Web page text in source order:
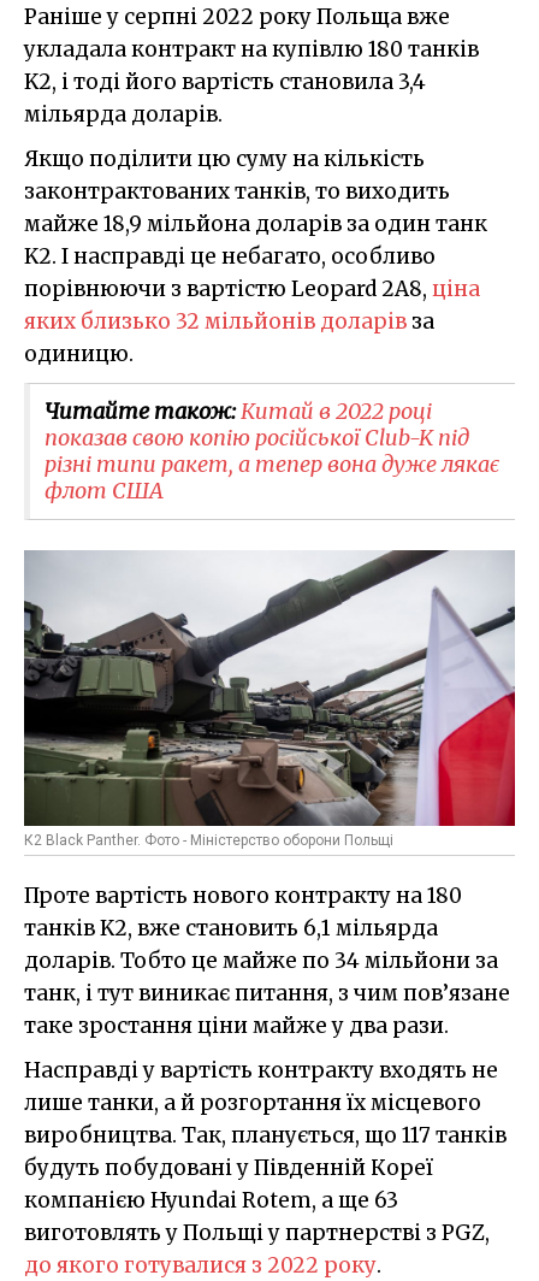
Раніше у серпні 2022 року Польща вже
укладала контракт на купівлю 180 танків
K2, і тоді його вартість становила 3,4
мільярда доларів.
Якщо поділити цю суму на кількість
законтрактованих танків, то виходить
майже 18,9 мільйона доларів за один танк
K2. І насправді це небагато, особливо
порівнюючи з вартістю Leopard 2A8, ціна
яких близько 32 мільйонів доларів за
одиницю.
Читайте також:Китай в 2022 році
показав свою копію російської Club-K під
різні типи ракет, а тепер вона дуже лякає
флот США
К2 Black Panther. Фото - Міністерство оборони Польщі
Проте вартість нового контракту на 180
танків K2, вже становить 6,1 мільярда
доларів. Тобто це майже по 34 мільйони за
танк, і тут виникає питання, з чим пов’язане
таке зростання ціни майже у два рази.
Насправді у вартість контракту входять не
лише танки, а й розгортання їх місцевого
виробництва. Так, планується, що 117 танків
будуть побудовані у Південній Кореї
компанією Hyundai Rotem, а ще 63
виготовлять у Польщі у партнерстві з PGZ,
до якого готувалися з 2022 року.